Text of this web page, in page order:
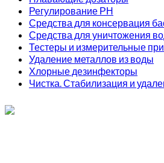
Регулирование РН
Средства для консервация
Средства для уничтожения
Тестеры и измерительные
Удаление металлов из воды
Хлорные дезинфекторы
Чистка. Стабилизация и